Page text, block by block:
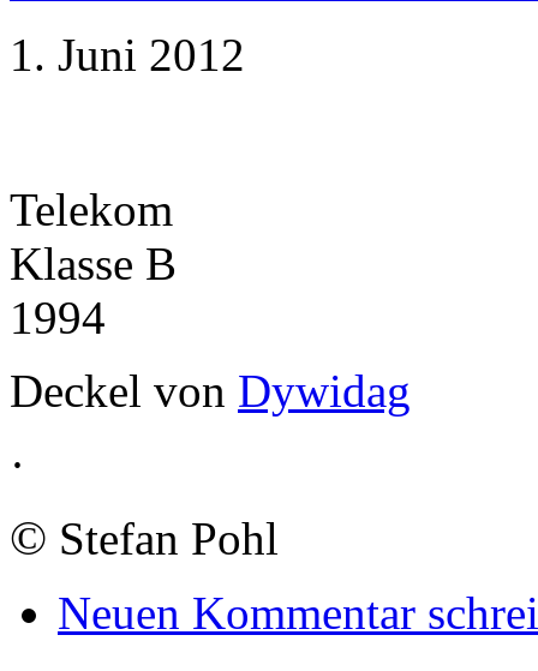
1. Juni 2012
Telekom
Klasse B
1994
Deckel von Dywidag
·
© Stefan Pohl
Neuen Kommentar